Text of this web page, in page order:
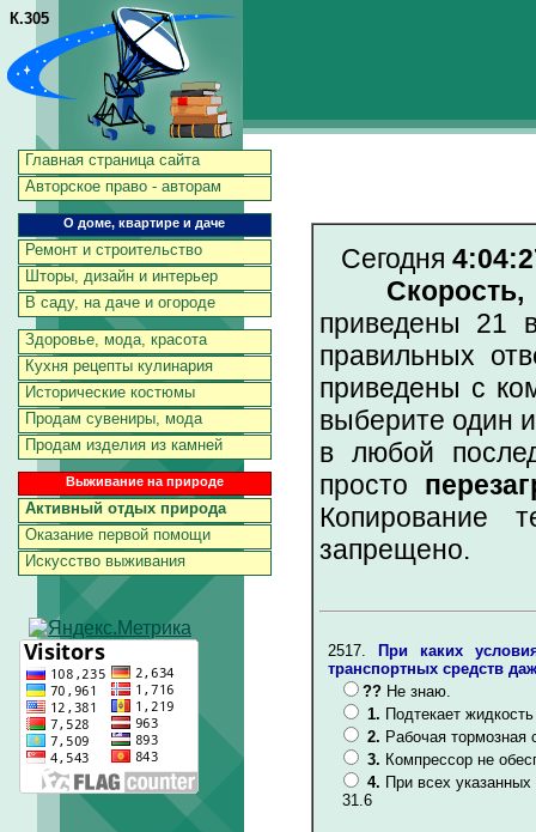
К.305
Главная страница сайта
Авторское право - авторам
О доме, квартире и даче
Ремонт и строительство
Шторы, дизайн и интерьер
В саду, на даче и огороде
Здоровье, мода, красота
Кухня рецепты кулинария
Исторические костюмы
Продам сувениры, мода
Продам изделия из камней
Выживание на природе
Активный отдых природа
Оказание первой помощи
Искусство выживания
Сегодня
приведены 21
правильных
приведены с
выберите один
в любой
просто
Копирование
запрещено.
2517. При каких
транспортных средств
?? Не знаю.
1. Подтекает
2. Рабочая тормозная
3. Компрессор не
4. При всех
31.6